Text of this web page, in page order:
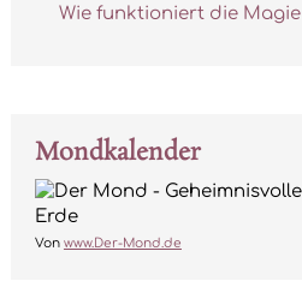
Wie funktioniert die Magie
Mondkalender
Von www.Der-Mond.de